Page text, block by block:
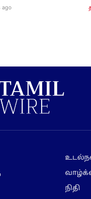
ago
நிதி